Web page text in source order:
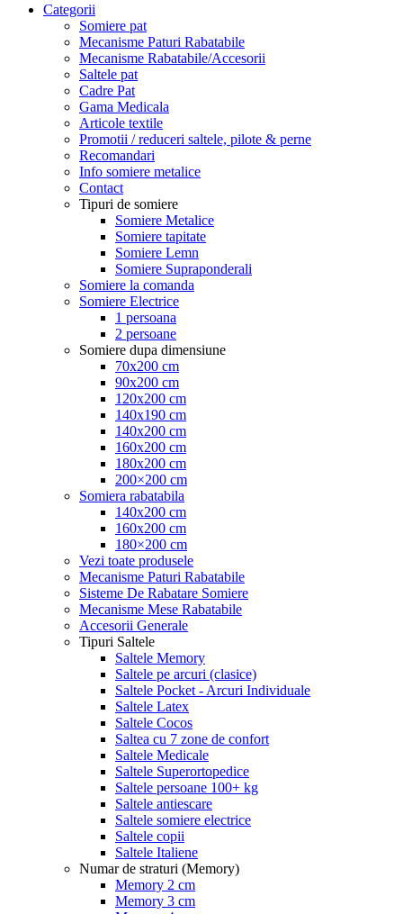
Categorii
Somiere pat
Mecanisme Paturi Rabatabile
Mecanisme Rabatabile/Accesorii
Saltele pat
Cadre Pat
Gama Medicala
Articole textile
Promotii / reduceri saltele, pilote & perne
Recomandari
Info somiere metalice
Contact
Tipuri de somiere
Somiere Metalice
Somiere tapitate
Somiere Lemn
Somiere Supraponderali
Somiere la comanda
Somiere Electrice
1 persoana
2 persoane
Somiere dupa dimensiune
70x200 cm
90x200 cm
120x200 cm
140x190 cm
140x200 cm
160x200 cm
180x200 cm
200×200 cm
Somiera rabatabila
140x200 cm
160x200 cm
180×200 cm
Vezi toate produsele
Mecanisme Paturi Rabatabile
Sisteme De Rabatare Somiere
Mecanisme Mese Rabatabile
Accesorii Generale
Tipuri Saltele
Saltele Memory
Saltele pe arcuri (clasice)
Saltele Pocket - Arcuri Individuale
Saltele Latex
Saltele Cocos
Saltea cu 7 zone de confort
Saltele Medicale
Saltele Superortopedice
Saltele persoane 100+ kg
Saltele antiescare
Saltele somiere electrice
Saltele copii
Saltele Italiene
Numar de straturi (Memory)
Memory 2 cm
Memory 3 cm